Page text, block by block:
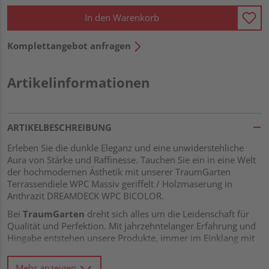
In den Warenkorb
Komplettangebot anfragen
Artikelinformationen
ARTIKELBESCHREIBUNG
Erleben Sie die dunkle Eleganz und eine unwiderstehliche
Aura von Stärke und Raffinesse. Tauchen Sie ein in eine Welt
der hochmodernen Ästhetik mit unserer TraumGarten
Terrassendiele WPC Massiv geriffelt / Holzmaserung in
Anthrazit DREAMDECK WPC BICOLOR.
Bei TraumGarten dreht sich alles um die Leidenschaft für
Qualität und Perfektion. Mit jahrzehntelanger Erfahrung und
Hingabe entstehen unsere Produkte, immer im Einklang mit
Ästhetiktrends. Unsere Terrassendielen bestehen aus